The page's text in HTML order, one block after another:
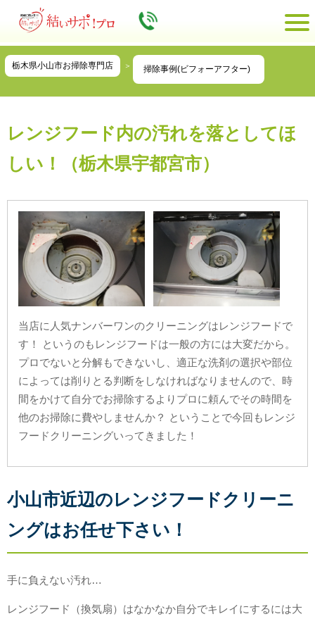
栃木県小山市お掃除専門店 掃除事例(ビフォーアフター)
レンジフード内の汚れを落としてほ
しい！（栃木県宇都宮市）
当店に人気ナンバーワンのクリーニングはレンジフードで
す！ というのもレンジフードは一般の方には大変だから。
プロでないと分解もできないし、適正な洗剤の選択や部位
によっては削りとる判断をしなければなりませんので、時
間をかけて自分でお掃除するよりプロに頼んでその時間を
他のお掃除に費やしませんか？ ということで今回もレンジ
フードクリーニングいってきました！
小山市近辺のレンジフードクリーニ
ングはお任せ下さい！
手に負えない汚れ…
レンジフード（換気扇）はなかなか自分でキレイにするには大